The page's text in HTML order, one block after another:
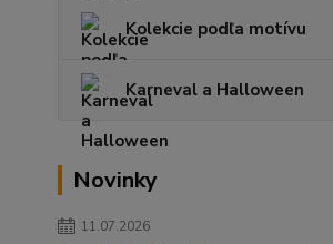
Kolekcie podľa motívu
Karneval a Halloween
Novinky
11.07.2026